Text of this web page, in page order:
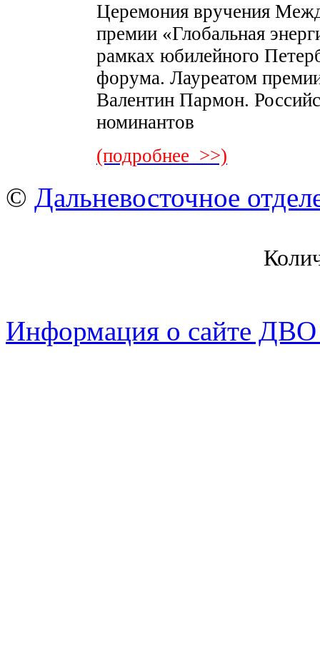
Церемония вручения
премии «Глобальная
рамках юбилейного
форума. Лауреатом
Валентин Пармон.
номинантов
(подробнее >>)
© Дальневосточное
Информация о сайте